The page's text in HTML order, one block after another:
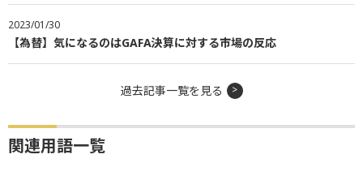
2023/01/30
【為替】気になるのはGAFA決算に対する市場の反応
過去記事一覧を見る
関連用語一覧